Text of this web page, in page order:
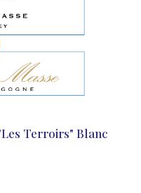
Terroirs" Blanc